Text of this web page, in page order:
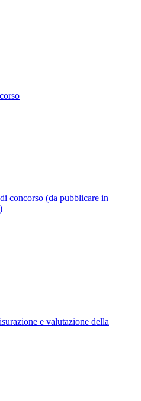
concorso (da pubblicare in
e valutazione della